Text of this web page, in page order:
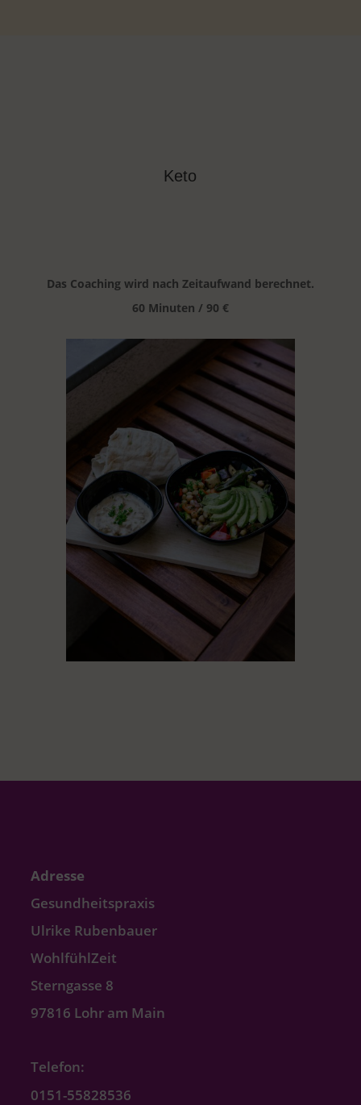
Keto
Das Coaching wird nach Zeitaufwand berechnet.
60 Minuten / 90 €
Adresse
Gesundheitspraxis
Ulrike Rubenbauer
WohlfühlZeit
Sterngasse 8
97816 Lohr am Main
Telefon:
0151-55828536